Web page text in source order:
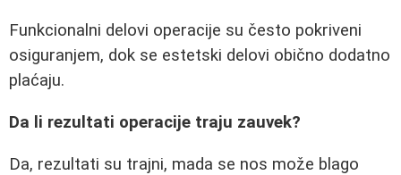
Funkcionalni delovi operacije su često pokriveni
osiguranjem, dok se estetski delovi obično dodatno
plaćaju.
Da li rezultati operacije traju zauvek?
Da, rezultati su trajni, mada se nos može blago